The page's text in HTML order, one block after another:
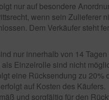
nur auf besondere
wenn sein Zulieferer
Dem Verkäufer steht
nur innerhalb von 14
Einzelrolle sind nicht
eine Rücksendung zu
auf Kosten des Käufers.
und sorgfältig für den